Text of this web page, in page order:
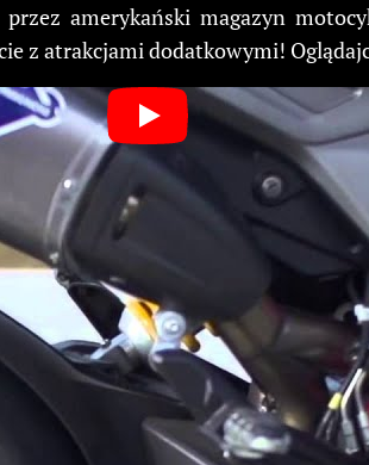
amerykański magazyn
z atrakcjami dodatkowymi!